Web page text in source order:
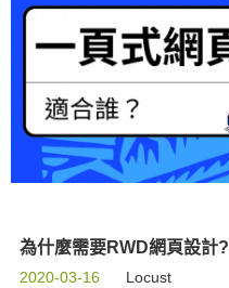
為什麼需要RWD網頁設計?
2020-03-16 Locust